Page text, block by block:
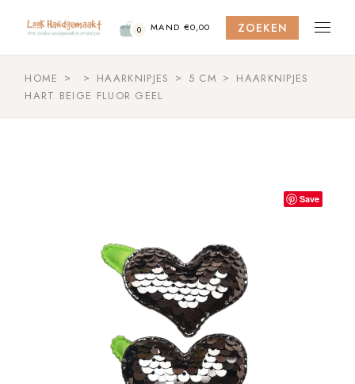
content
0 MAND €0,00 ZOEKEN
HOME HAARKNIPJES 5 CM
HAARKNIPJES
HART BEIGE FLUOR GEEL
Save